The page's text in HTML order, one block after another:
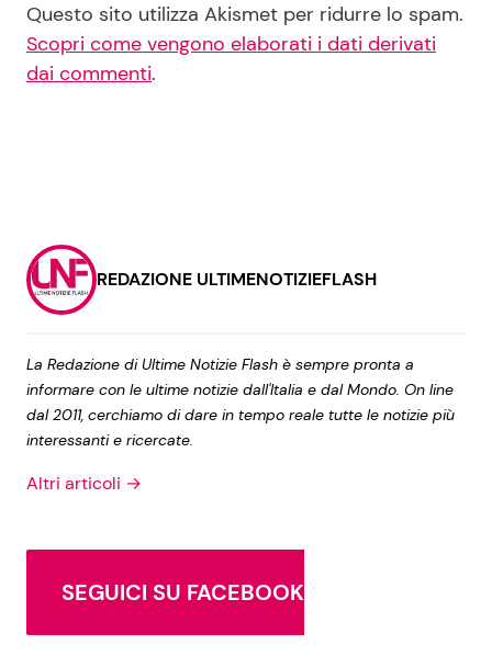
Questo sito utilizza Akismet per ridurre lo spam.
Scopri come vengono elaborati i dati derivati
dai commenti.
REDAZIONE ULTIMENOTIZIEFLASH
La Redazione di Ultime Notizie Flash è sempre pronta a
informare con le ultime notizie dall'Italia e dal Mondo. On line
dal 2011, cerchiamo di dare in tempo reale tutte le notizie più
interessanti e ricercate.
Altri articoli →
SEGUICI SU FACEBOOK